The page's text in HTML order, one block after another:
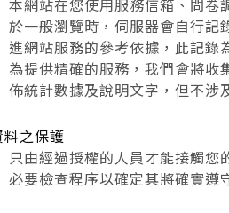
本網站在您使用服務信箱、問卷
於一般瀏覽時，伺服器會自行記
進網站服務的參考依據，此記錄
為提供精確的服務，我們會將
佈統計數據及說明文字，但不涉
料之保護
只由經過授權的人員才能接觸
必要檢查程序以確定其將確實遵